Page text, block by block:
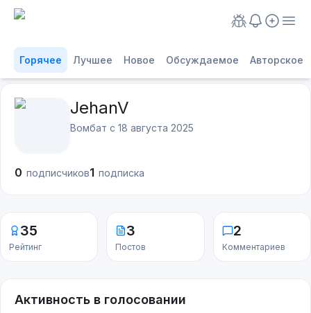
Горячее Лучшее Новое Обсуждаемое Авторское
JehanV
Вомбат с 18 августа 2025
0 подписчиков1 подписка
35
Рейтинг
3
Постов
2
Комментариев
Активность в голосовании